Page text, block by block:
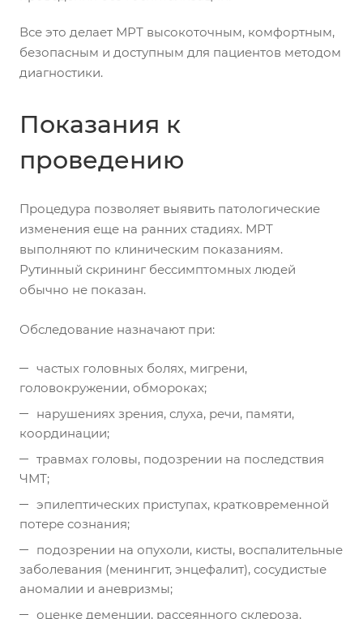
Все это делает МРТ высокоточным, комфортным,
безопасным и доступным для пациентов методом
диагностики.
Показания к
проведению
Процедура позволяет выявить патологические
изменения еще на ранних стадиях. МРТ
выполняют по клиническим показаниям.
Рутинный скрининг бессимптомных людей
обычно не показан.
Обследование назначают при:
частых головных болях, мигрени,
головокружении, обмороках;
нарушениях зрения, слуха, речи, памяти,
координации;
травмах головы, подозрении на последствия
ЧМТ;
эпилептических приступах, кратковременной
потере сознания;
подозрении на опухоли, кисты, воспалительные
заболевания (менингит, энцефалит), сосудистые
аномалии и аневризмы;
оценке деменции, рассеянного склероза,